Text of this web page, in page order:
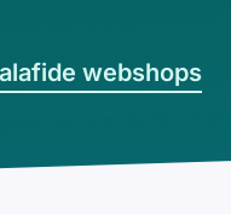
webshops